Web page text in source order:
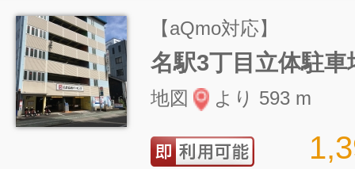
【aQmo対応】
名駅3丁目立体駐車
地図 より 593 m